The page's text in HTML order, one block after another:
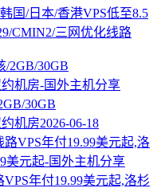
国/日本/香港VPS低至8.5
CMIN2/三网优化线路
30GB
机房2026-06-18
年付19.99美元起,洛杉